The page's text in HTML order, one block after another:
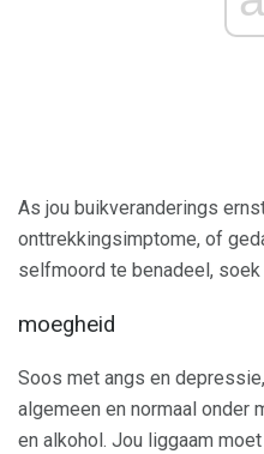
As jou buikveranderings
onttrekkingsimptome, of
selfmoord te benadeel,
moegheid
Soos met angs en
algemeen en normaal onder
en alkohol. Jou liggaam